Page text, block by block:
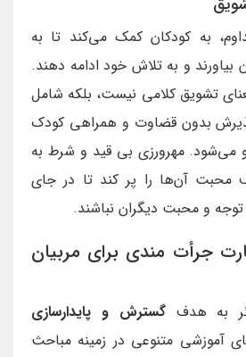
به کودکان کمک می‌کند تا به
بیاورند و به تلاش خود ادامه دهند.
تشویق کلامی نیست، بلکه شامل
بدون قضاوت و همراهی کودک
می‌شود. مهرورزی بی قید و شرط به
محبت آن‌ها را پر کند تا در جای
و محبت دیگران نباشند.
جرأت مندی برای مربیان
به هدفگسترش و پایدارسازی
آموزشی متنوعی در زمینه مباحث